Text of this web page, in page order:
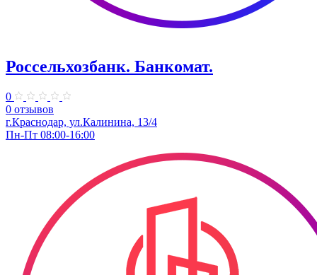
Россельхозбанк. Банкомат.
0
0 отзывов
г.Краснодар, ул.Калинина, 13/4
Пн-Пт 08:00-16:00